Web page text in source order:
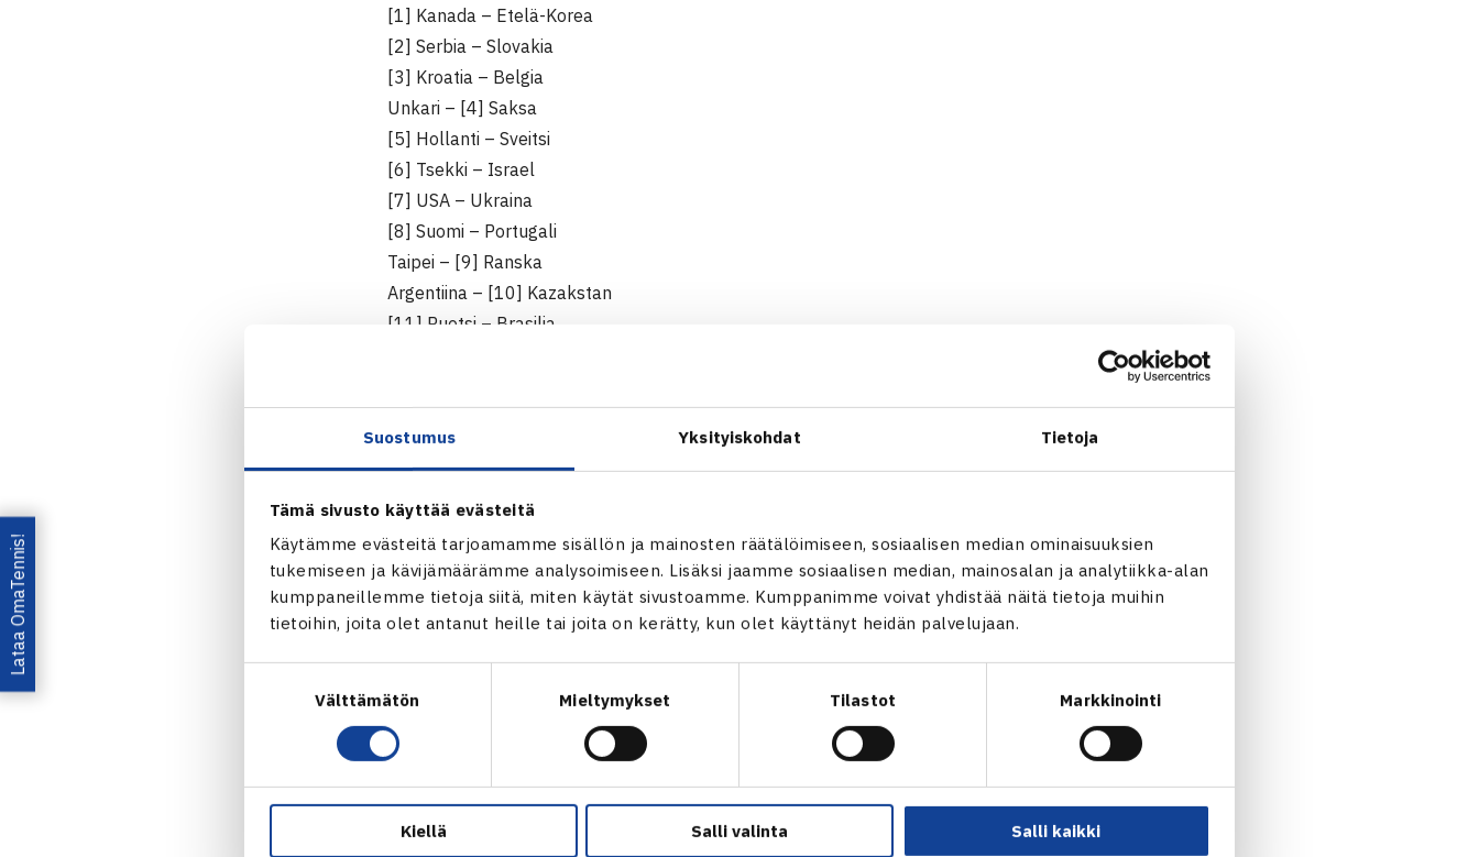
Suostumus Yksityiskohdat Tietoja
Tämä sivusto käyttää evästeitä
Käytämme evästeitä tarjoamamme sisällön ja mainosten räätälöimiseen, sosiaalisen median ominaisuuksien
tukemiseen ja kävijämäärämme analysoimiseen. Lisäksi jaamme sosiaalisen median, mainosalan ja analytiikka-alan
kumppaneillemme tietoja siitä, miten käytät sivustoamme. Kumppanimme voivat yhdistää näitä tietoja muihin
tietoihin, joita olet antanut heille tai joita on kerätty, kun olet käyttänyt heidän palvelujaan.
Välttämätön Mieltymykset Tilastot Markkinointi
Kiellä Salli valinta Salli kaikki
[1] Kanada – Etelä-Korea
[2] Serbia – Slovakia
[3] Kroatia – Belgia
Unkari – [4] Saksa
[5] Hollanti – Sveitsi
[6] Tsekki – Israel
[7] USA – Ukraina
[8] Suomi – Portugali
Taipei – [9] Ranska
Argentiina – [10] Kazakstan
[11] Ruotsi – Brasilia
Davis Cupin finaalivaihe järjestetään viime vuodesta tutulla kaavalla: syyskuussa pelataan vielä
julkaisemattomissa neljässä kaupungissa neljän maan lohkoissa, joiden kaksi parasta maata etenee
kahdeksan parhaan maan finaalivaiheeseen Málagaan marraskuussa.
Suomen ja Portugalin ottelun häviäjä puolestaan pelaa syyskuussa karsintaottelun, jonka voittaja
pysyy Davis Cup Qualifers -tasolla ja hävinnyt tippuu I-ryhmään.
Qualifiers ties
Exciting weekend upcoming!pic.twitter.com/hMKYbYghbG
— Suomen Tennisliitto (@tennisfi)
Kumpi ottaa paikan MM-kisoissa ja johtoaseman keskinäisissä kohtaamisissa?
Suomi ja Portugali ovat kohdanneet toisensa kahdesti ja otteluvoitot ovat 1-1. Viimeisin kohtaaminen oli
2015 ja tuolloin Portugali vei voiton kotimassakentällään 4-1. Suomi oli voitokas puolestaan 1968.
Lataa OmaTennis!